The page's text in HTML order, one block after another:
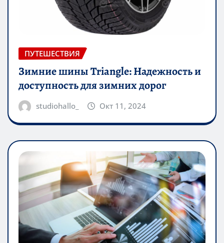
ПУТЕШЕСТВИЯ
Зимние шины Triangle: Надежность и
доступность для зимних дорог
studiohallo_ Окт 11, 2024